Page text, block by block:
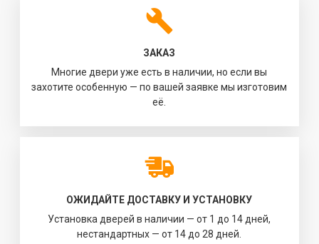
ЗАКАЗ
Многие двери уже есть в наличии, но если вы
захотите особенную — по вашей заявке мы изготовим
её.
ОЖИДАЙТЕ ДОСТАВКУ И УСТАНОВКУ
Установка дверей в наличии — от 1 до 14 дней,
нестандартных — от 14 до 28 дней.